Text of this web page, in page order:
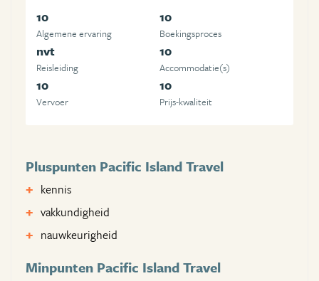
10
Algemene ervaring
10
Boekingsproces
nvt
Reisleiding
10
Accommodatie(s)
10
Vervoer
10
Prijs-kwaliteit
Pluspunten Pacific Island Travel
kennis
vakkundigheid
nauwkeurigheid
Minpunten Pacific Island Travel